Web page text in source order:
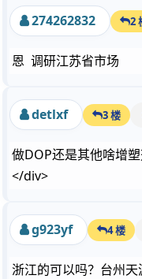
274262832 2
恩 调研江苏省市场
detlxf 3 楼
做DOP还是其他啥增
</div>
g923yf 4 楼
浙江的可以吗？台州天